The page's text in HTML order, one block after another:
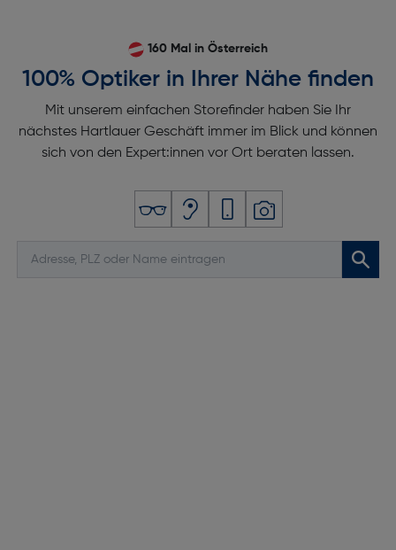
160 Mal in Österreich
100% Optiker in Ihrer Nähe finden
Mit unserem einfachen Storefinder haben Sie Ihr
nächstes Hartlauer Geschäft immer im Blick und können
sich von den Expert:innen vor Ort beraten lassen.